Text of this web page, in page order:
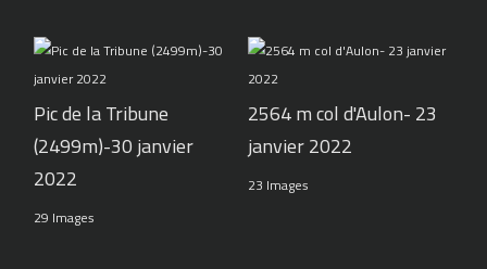
Pic de la Tribune
(2499m)-30 janvier
2022
29 Images
2564 m col d'Aulon- 23
janvier 2022
23 Images